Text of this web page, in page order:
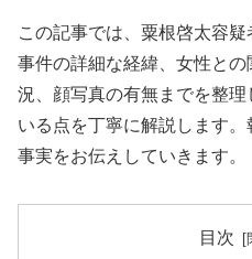
この記事では、粟根啓太容疑
事件の詳細な経緯、女性と
況、顔写真の有無までを整
いる点を丁寧に解説します
事実をお伝えしていきます。
目次